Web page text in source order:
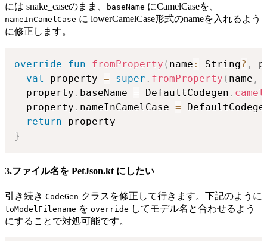
には snake_caseのまま、 baseName にCamelCaseを、
nameInCamelCase に lowerCamelCase形式のnameを入れるよう
に修正します。
override fun fromProperty ( name : String? , p
val
property = super . fromProperty ( name ,
  property
. baseName = DefaultCodegen .
  property
. nameInCamelCase =
return
}
3.ファイル名を PetJson.kt にしたい
引き続き CodeGen クラスを修正して行きます。下記のように
toModelFilename を override してモデル名と合わせるよう
にすることで対処可能です。